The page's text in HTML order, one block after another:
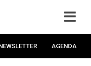
AGENDA